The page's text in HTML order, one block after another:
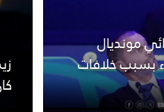
مونديال
بسبب خلافات